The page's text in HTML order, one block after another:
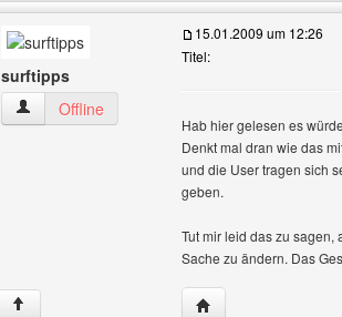
surftipps
surftipps Benutzer-Profile anzeigen
Offline
15.01.2009 um 12:26
Titel:
Hab hier gelesen es
Denkt mal dran wie das
und die User tragen sich
geben.
Tut mir leid das zu
Sache zu ändern. Das
↑ Website dieses